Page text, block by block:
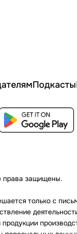
Подкасты
права защищены.
только с